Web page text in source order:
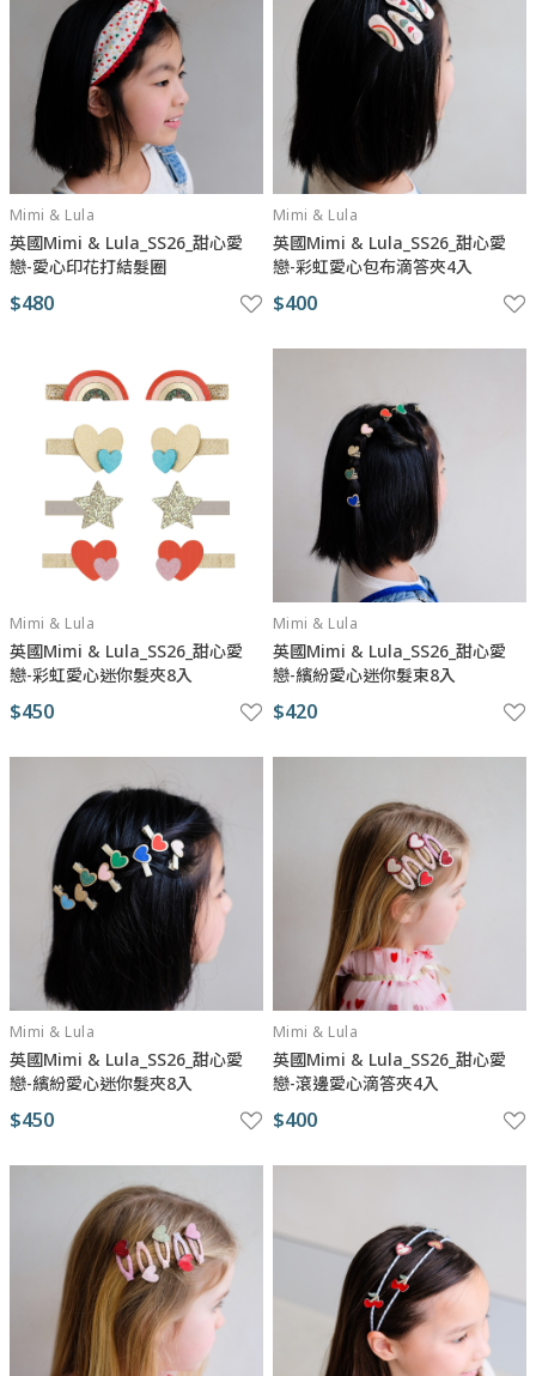
Mimi & Lula
英國Mimi & Lula_SS26_甜心愛
戀-愛心印花打結髮圈
$480
Mimi & Lula
英國Mimi & Lula_SS26_甜心愛
戀-彩虹愛心包布滴答夾4入
$400
Mimi & Lula
英國Mimi & Lula_SS26_甜心愛
戀-彩虹愛心迷你髮夾8入
$450
Mimi & Lula
英國Mimi & Lula_SS26_甜心愛
戀-繽紛愛心迷你髮束8入
$420
Mimi & Lula
英國Mimi & Lula_SS26_甜心愛
戀-繽紛愛心迷你髮夾8入
$450
Mimi & Lula
英國Mimi & Lula_SS26_甜心愛
戀-滾邊愛心滴答夾4入
$400